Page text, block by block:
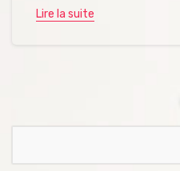
Lire la suite